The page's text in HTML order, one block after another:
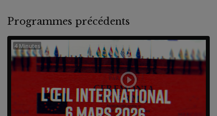
Programmes précédents
4 Minutes